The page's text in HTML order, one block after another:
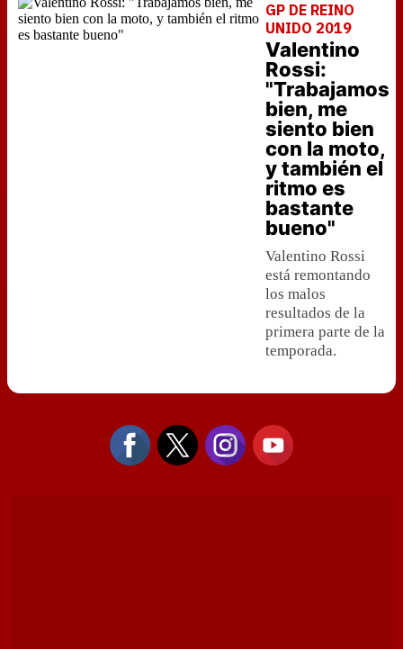
GP DE REINO
UNIDO 2019
Valentino
Rossi:
"Trabajamos
bien, me
siento bien
con la moto,
y también el
ritmo es
bastante
bueno"
Valentino Rossi
está remontando
los malos
resultados de la
primera parte de la
temporada.